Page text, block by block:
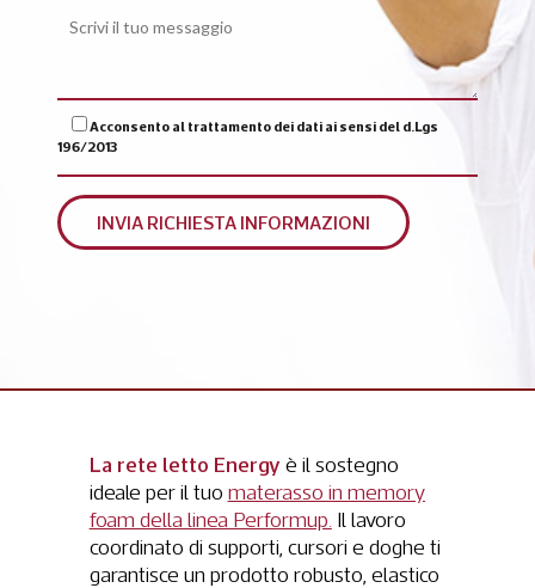
Acconsento al trattamento dei dati ai sensi del d.Lgs
196/2013
La rete letto Energy è il sostegno
ideale per il tuo materasso in memory
foam della linea Performup Il lavoro
coordinato di supporti, cursori e doghe ti
garantisce un prodotto robusto, elastico